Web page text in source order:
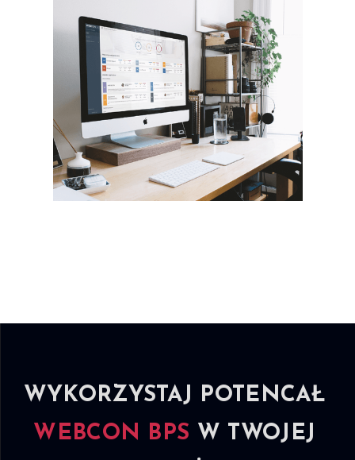
WYKORZYSTAJ POTENCAŁ
WEBCON BPS W TWOJEJ